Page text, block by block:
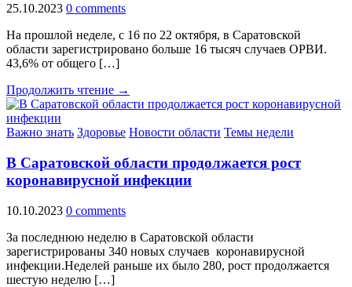
25.10.2023 0 comments
На прошлой неделе, с 16 по 22 октября, в Саратовской
области зарегистрировано больше 16 тысяч случаев ОРВИ.
43,6% от общего […]
Продолжить чтение →
Важно знать Здоровье Новости области Темы недели
В Саратовской области продолжается рост
коронавирусной инфекции
10.10.2023 0 comments
За последнюю неделю в Саратовской области
зарегистрированы 340 новых случаев коронавирусной
инфекции.Неделей раньше их было 280, рост продолжается
шестую неделю […]